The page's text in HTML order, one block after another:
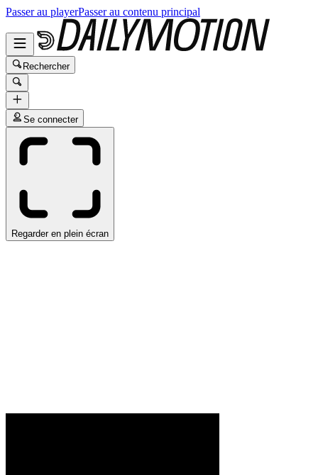
Passer au playerPasser au contenu principal
Rechercher
Se connecter
Regarder en plein écran